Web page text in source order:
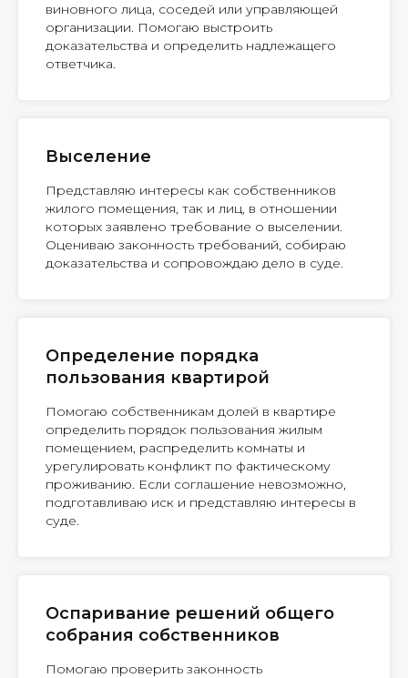
виновного лица, соседей или управляющей
организации. Помогаю выстроить
доказательства и определить надлежащего
ответчика.
Выселение
Представляю интересы как собственников
жилого помещения, так и лиц, в отношении
которых заявлено требование о выселении.
Оцениваю законность требований, собираю
доказательства и сопровождаю дело в суде.
Определение порядка
пользования квартирой
Помогаю собственникам долей в квартире
определить порядок пользования жилым
помещением, распределить комнаты и
урегулировать конфликт по фактическому
проживанию. Если соглашение невозможно,
подготавливаю иск и представляю интересы в
суде.
Оспаривание решений общего
собрания собственников
Помогаю проверить законность